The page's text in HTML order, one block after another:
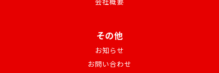
その他
お知らせ
お問い合わせ